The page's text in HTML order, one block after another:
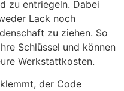
zu entriegeln. Dabei
Lack noch
zu ziehen. So
Schlüssel und können
Werkstattkosten.
der Code